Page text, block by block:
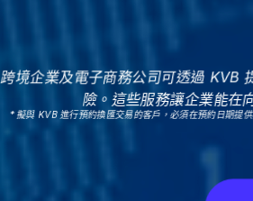
跨境企業及電子商務公司可透過 KVB
險。這些服務讓企業能在
* 擬與 KVB 進行預約換匯交易的客戶，必須在預約日期